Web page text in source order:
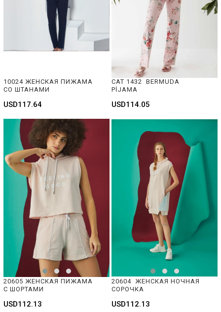
10024 ЖЕНСКАЯ ПИЖАМА
СО ШТАНАМИ
USD117.64
CAT 1432  BERMUDA
PİJAMA
USD114.05
20605 ЖЕНСКАЯ ПИЖАМА
С ШОРТАМИ
USD112.13
20604  ЖЕНСКАЯ НОЧНАЯ
СОРОЧКА
USD112.13